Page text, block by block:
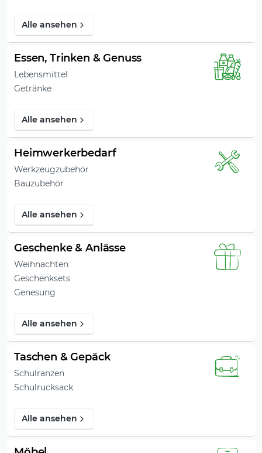
Alle ansehen
Essen, Trinken & Genuss
Lebensmittel
Getränke
Alle ansehen
Heimwerkerbedarf
Werkzeugzubehör
Bauzubehör
Alle ansehen
Geschenke & Anlässe
Weihnachten
Geschenksets
Genesung
Alle ansehen
Taschen & Gepäck
Schulranzen
Schulrucksack
Alle ansehen